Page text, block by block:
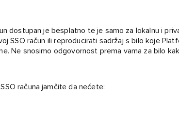
dostupan je besplatno te je samo za lokalnu i
SSO račun ili reproducirati sadržaj s bilo koje
Ne snosimo odgovornost prema vama za bilo
računa jamčite da nećete: